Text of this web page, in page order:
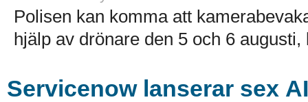
Polisen kan komma att
hjälp av drönare den 5 och 6 augusti,
Servicenow lanserar sex